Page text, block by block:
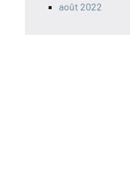
août 2022